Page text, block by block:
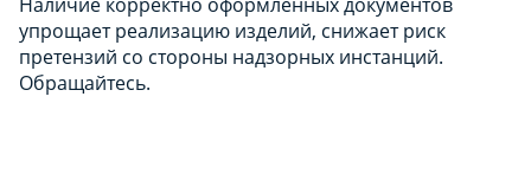
упрощает реализацию изделий, снижает риск
претензий со стороны надзорных инстанций.
Обращайтесь.